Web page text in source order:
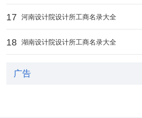
17 河南设计院设计所工商名录大全
18 湖南设计院设计所工商名录大全
广告